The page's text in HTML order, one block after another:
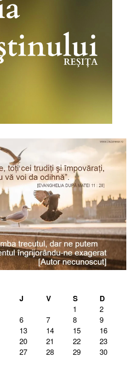
J V S D
1
2
6 7 8
9
13 14 15
16
20 21 22
23
27 28 29
30